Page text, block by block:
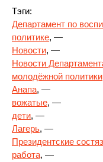
Тэги:
Департамент по
политике, —
Новости, —
Новости
молодёжной политики
Анапа, —
вожатые, —
дети, —
Лагерь, —
Президентские
работа, —